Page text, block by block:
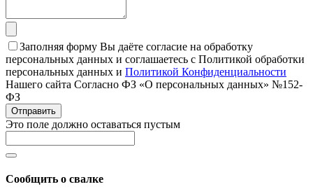
Заполняя форму Вы даёте согласие на обработку
персональных данных и соглашаетесь с Политикой обработки
персональных данных и Политикой Конфиденциальности
Нашего сайта Согласно ФЗ «О персональных данных» №152-
ФЗ
Отправить
Это поле должно оставаться пустым
Сообщить о свалке